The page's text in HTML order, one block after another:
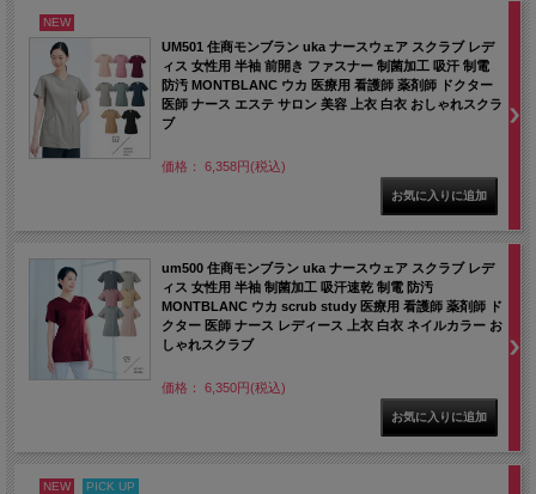
NEW
UM501 住商モンブラン uka ナースウェア スクラブ レデ
ィス 女性用 半袖 前開き ファスナー 制菌加工 吸汗 制電
防汚 MONTBLANC ウカ 医療用 看護師 薬剤師 ドクター
医師 ナース エステ サロン 美容 上衣 白衣 おしゃれスクラ
ブ
価格： 6,358円(税込)
um500 住商モンブラン uka ナースウェア スクラブ レデ
ィス 女性用 半袖 制菌加工 吸汗速乾 制電 防汚
MONTBLANC ウカ scrub study 医療用 看護師 薬剤師 ド
クター 医師 ナース レディース 上衣 白衣 ネイルカラー お
しゃれスクラブ
価格： 6,350円(税込)
NEW PICK UP